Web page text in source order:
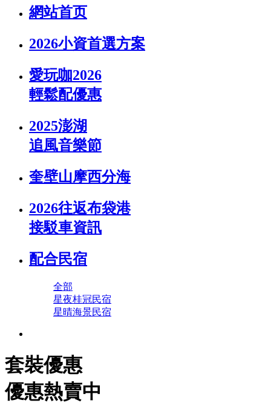
網站首页
2026小資首選方案
愛玩咖2026
輕鬆配優惠
2025澎湖
追風音樂節
奎壁山摩西分海
2026往返布袋港
接駁車資訊
配合民宿
全部
星夜桂冠民宿
星晴海景民宿
套裝優惠
優惠熱賣中